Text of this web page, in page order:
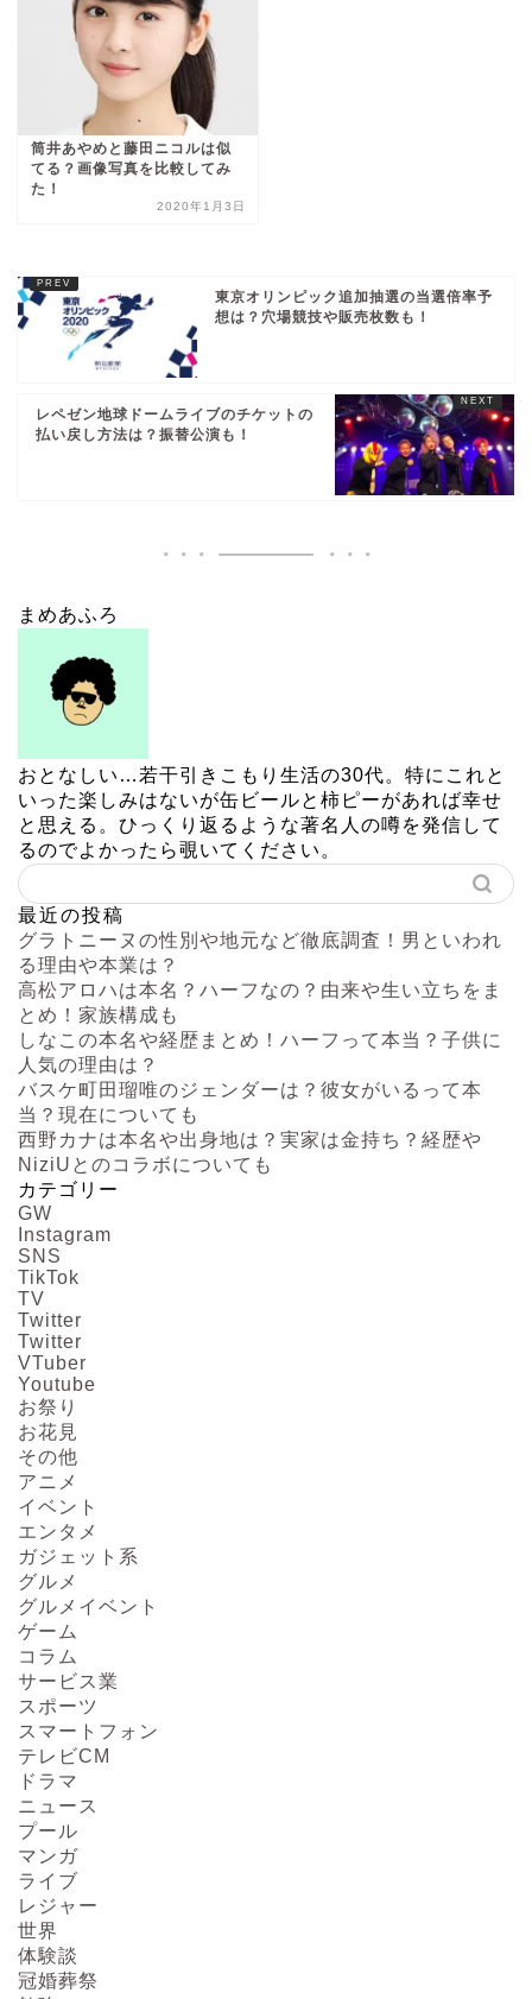
筒井あやめと藤田ニコルは似
てる？画像写真を比較してみ
た！
2020年1月3日
東京オリンピック追加抽選の当選倍率予
想は？穴場競技や販売枚数も！
レペゼン地球ドームライブのチケットの
払い戻し方法は？振替公演も！
まめあふろ
おとなしい…若干引きこもり生活の30代。特にこれと
いった楽しみはないが缶ビールと柿ピーがあれば幸せ
と思える。ひっくり返るような著名人の噂を発信して
るのでよかったら覗いてください。
最近の投稿
グラトニーヌの性別や地元など徹底調査！男といわれ
る理由や本業は？
高松アロハは本名？ハーフなの？由来や生い立ちをま
とめ！家族構成も
しなこの本名や経歴まとめ！ハーフって本当？子供に
人気の理由は？
バスケ町田瑠唯のジェンダーは？彼女がいるって本
当？現在についても
西野カナは本名や出身地は？実家は金持ち？経歴や
NiziUとのコラボについても
カテゴリー
GW
Instagram
SNS
TikTok
TV
Twitter
Twitter
VTuber
Youtube
お祭り
お花見
その他
アニメ
イベント
エンタメ
ガジェット系
グルメ
グルメイベント
ゲーム
コラム
サービス業
スポーツ
スマートフォン
テレビCM
ドラマ
ニュース
プール
マンガ
ライブ
レジャー
世界
体験談
冠婚葬祭